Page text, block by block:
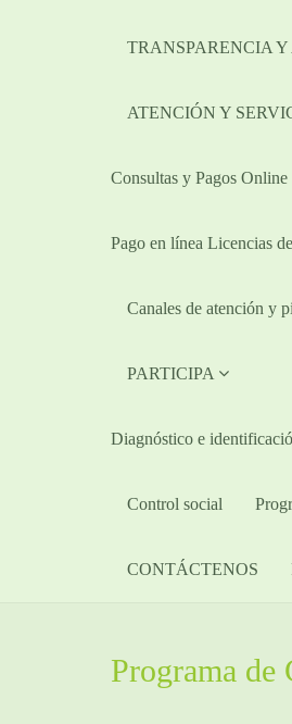
TRANSPARENCIA
ATENCIÓN Y
Consultas y Pagos Online
Pago en línea Licencias
Canales de atención y
PARTICIPA
Diagnóstico e
Control social
CONTÁCTENOS
Programa de